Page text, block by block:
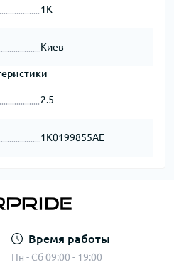
1K
Киев
2.5
1K0199855AE
Время работы
Пн - Сб 09:00 - 19:00